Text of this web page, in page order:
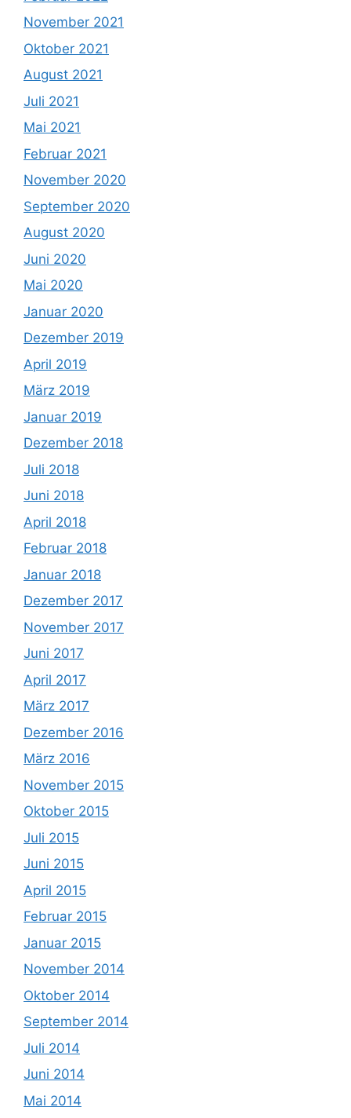
November 2021
Oktober 2021
August 2021
Juli 2021
Mai 2021
Februar 2021
November 2020
September 2020
August 2020
Juni 2020
Mai 2020
Januar 2020
Dezember 2019
April 2019
März 2019
Januar 2019
Dezember 2018
Juli 2018
Juni 2018
April 2018
Februar 2018
Januar 2018
Dezember 2017
November 2017
Juni 2017
April 2017
März 2017
Dezember 2016
März 2016
November 2015
Oktober 2015
Juli 2015
Juni 2015
April 2015
Februar 2015
Januar 2015
November 2014
Oktober 2014
September 2014
Juli 2014
Juni 2014
Mai 2014